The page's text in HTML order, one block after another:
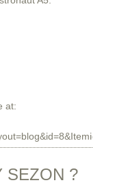
at:
SEZON ?